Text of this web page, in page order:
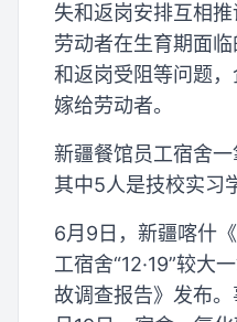
失和返岗安排互相
劳动者在生育期面
和返岗受阻等问题
嫁给劳动者。
新疆餐馆员工宿舍一
其中5人是技校实习
6月9日，新疆喀什
工宿舍“12·19”较大
故调查报告》发布